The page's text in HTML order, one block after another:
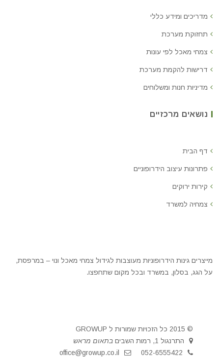
מדריכים ומידע כללי
תחזוקת מערכת
צמחי מאכל לפי עונות
דרישות להקמת מערכת
מדיניות חנות ומשלוחים
נושאים מרכזיים
דף הבית
פתרונות עיצוב הידרופוניים
קירות ירוקים
צמחיה למשרד
מייצרים גינות הידרופוניות מעוצבות לגידול צמחי מאכל ונוי – במרפסת,
על הגג, בסלון, במשרד ובכל מקום שתחפצו.
© 2015 כל הזכויות שמורות ל GROWUP
התרנגול 1, רמות השבים
בתאום מראש
052-6555422
office@growup.co.il